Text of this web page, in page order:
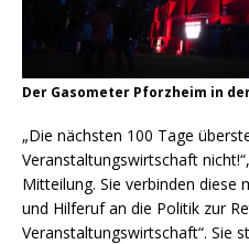
Der Gasometer Pforzheim in
„Die nächsten 100 Tage
Veranstaltungswirtschaft
Mitteilung. Sie verbinden diese
und Hilferuf an die Politik zur
Veranstaltungswirtschaft“. Sie